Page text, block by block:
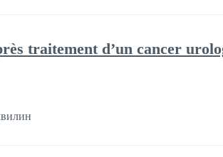
traitement d’un cancer